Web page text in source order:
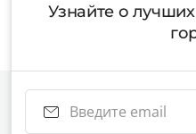
Узнайте о